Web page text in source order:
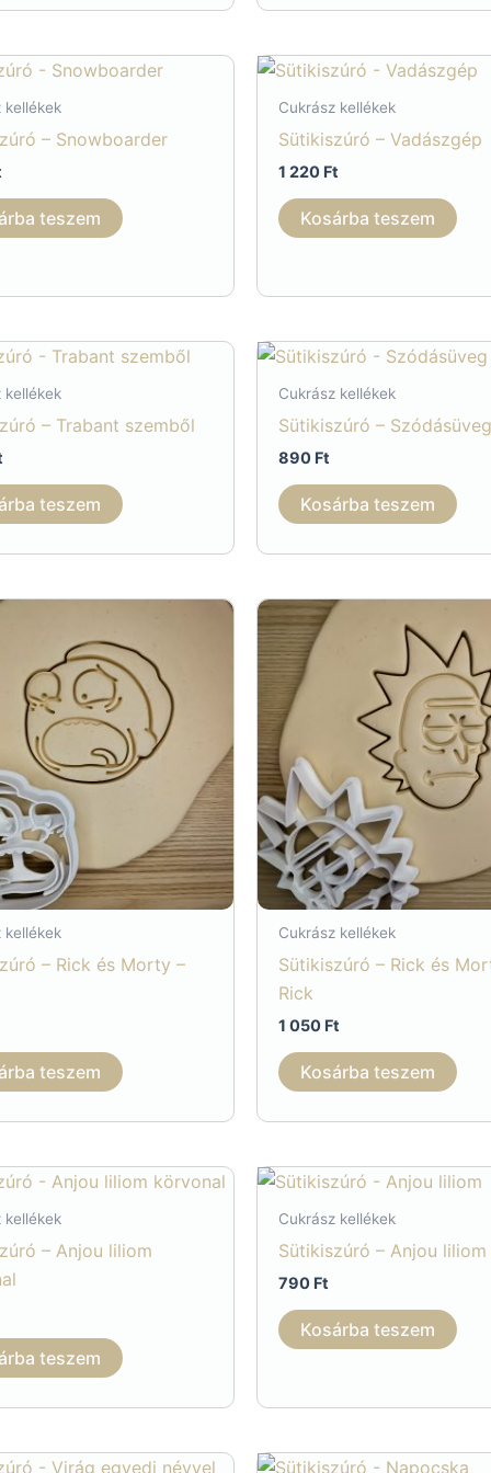
kellékek
– Snowboarder
teszem
Cukrász kellékek
Sütikiszúró – Vadászgép
1 220 Ft
Kosárba teszem
kellékek
– Trabant szemből
teszem
Cukrász kellékek
Sütikiszúró –
890 Ft
Kosárba teszem
kellékek
– Rick és Morty –
teszem
Cukrász kellékek
Sütikiszúró – Rick és
Rick
1 050 Ft
Kosárba teszem
kellékek
– Anjou liliom
teszem
Cukrász kellékek
Sütikiszúró – Anjou liliom
790 Ft
Kosárba teszem